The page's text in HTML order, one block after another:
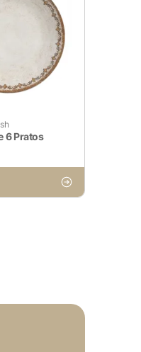
6 Pratos